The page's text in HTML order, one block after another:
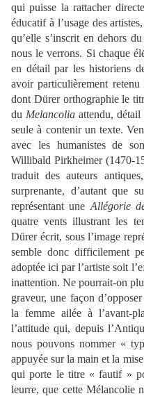
qui puisse la rattacher
éducatif à l’usage des
qu’elle s’inscrit en dehors
nous le verrons. Si chaque
en détail par les historiens
avoir particulièrement
dont Dürer orthographie le
du Melancolia attendu, détail
seule à contenir un texte.
avec les humanistes de
Willibald Pirkheimer (1470-
traduit des auteurs
surprenante, d’autant que
représentant une Allégorie
quatre vents illustrant les
Dürer écrit, sous l’image
semble donc difficilement
adoptée ici par l’artiste soit
inattention. Ne pourrait-on
graveur, une façon
la femme ailée à l’avant-
l’attitude qui, depuis
nous pouvons nommer «
appuyée sur la main et la
qui porte le titre « fautif »
leurre, que cette Mélancolie